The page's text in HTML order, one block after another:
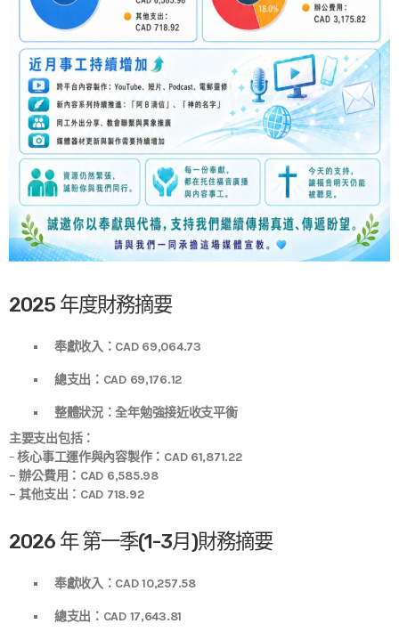
2025 年度財務摘要
奉獻收入：CAD 69,064.73
總支出：CAD 69,176.12
整體狀況：全年勉強接近收支平衡
主要支出包括：
–核心事工運作與內容製作：CAD 61,871.22
– 辦公費用：CAD 6,585.98
– 其他支出：CAD 718.92
2026 年 第一季(1-3月)財務摘要
奉獻收入：CAD 10,257.58
總支出：CAD 17,643.81